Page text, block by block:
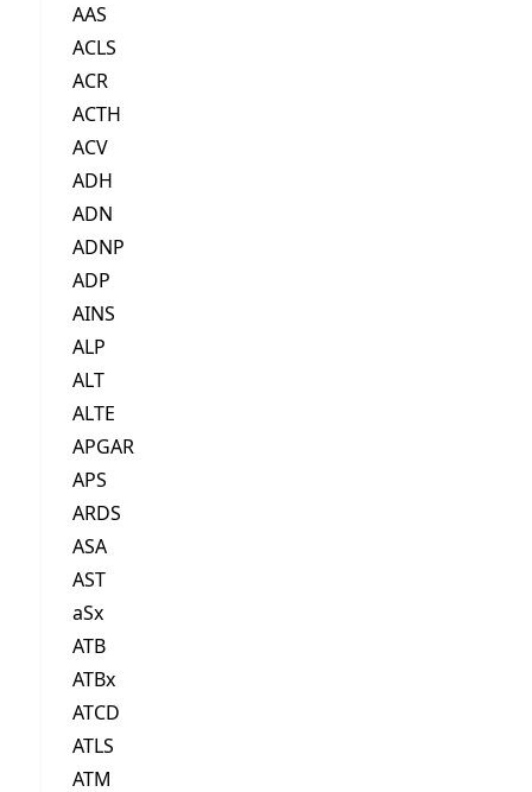
AAS
ACLS
ACR
ACTH
ACV
ADH
ADN
ADNP
ADP
AINS
ALP
ALT
ALTE
APGAR
APS
ARDS
ASA
AST
aSx
ATB
ATBx
ATCD
ATLS
ATM